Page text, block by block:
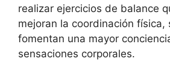
realizar ejercicios de balance
mejoran la coordinación física,
fomentan una mayor
sensaciones corporales.